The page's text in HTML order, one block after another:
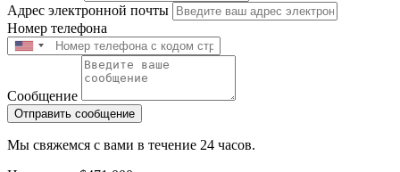
Адрес электронной почты
Номер телефона
Сообщение
Отправить сообщение
Мы свяжемся с вами в течение 24 часов.